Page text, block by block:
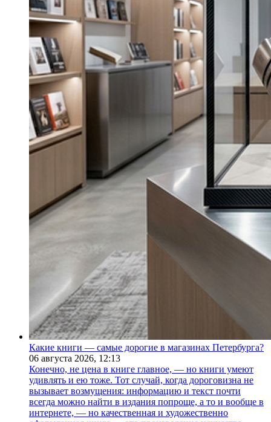
Какие книги — самые дорогие в магазинах Петербурга?
06 августа 2026, 12:13
Конечно, не цена в книге главное, — но книги умеют
удивлять и ею тоже. Тот случай, когда дороговизна не
вызывает возмущения: информацию и текст почти
всегда можно найти в издания попроще, а то и вообще в
интернете, — но качественная и художественно